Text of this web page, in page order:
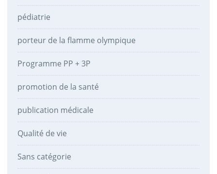
pédiatrie
porteur de la flamme olympique
Programme PP + 3P
promotion de la santé
publication médicale
Qualité de vie
Sans catégorie